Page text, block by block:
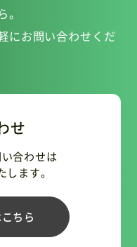
にお問い合わせくだ
せ
合わせは
ます。
ちら